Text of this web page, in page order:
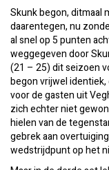
Skunk begon, ditmaal
daarentegen, nu
al snel op 5 punten
weggegeven door
(21 – 25) dit seizoen
begon vrijwel
voor de gasten uit
zich echter niet
hielen van de
gebrek aan
wedstrijdpunt op het